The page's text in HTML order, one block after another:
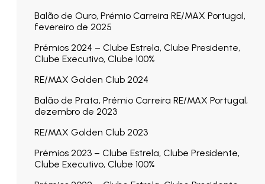
Balão de Ouro, Prémio Carreira RE/MAX Portugal,
fevereiro de 2025
Prémios 2024 – Clube Estrela, Clube Presidente,
Clube Executivo, Clube 100%
RE/MAX Golden Club 2024
Balão de Prata, Prémio Carreira RE/MAX Portugal,
dezembro de 2023
RE/MAX Golden Club 2023
Prémios 2023 – Clube Estrela, Clube Presidente,
Clube Executivo, Clube 100%